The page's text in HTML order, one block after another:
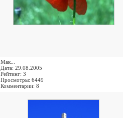
Мак...
Дата: 29.08.2005
Рейтинг: 3
Просмотры: 6449
Комментарии: 8